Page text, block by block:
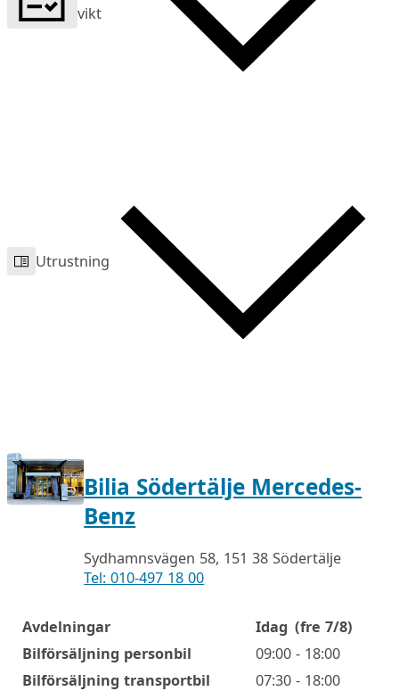
vikt
Utrustning
Bilia Södertälje Mercedes-
Benz
Sydhamnsvägen 58, 151 38 Södertälje
Tel: 010-497 18 00
Öppettider
Avdelningar Idag (fre 7/8)
Bilförsäljning personbil
09:00 - 18:00
Bilförsäljning transportbil
07:30 - 18:00